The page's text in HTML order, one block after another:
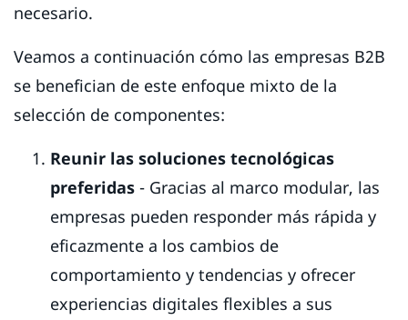
necesario.
Veamos a continuación cómo las empresas B2B
se benefician de este enfoque mixto de la
selección de componentes:
Reunir las soluciones tecnológicas
preferidas - Gracias al marco modular, las
empresas pueden responder más rápida y
eficazmente a los cambios de
comportamiento y tendencias y ofrecer
experiencias digitales flexibles a sus